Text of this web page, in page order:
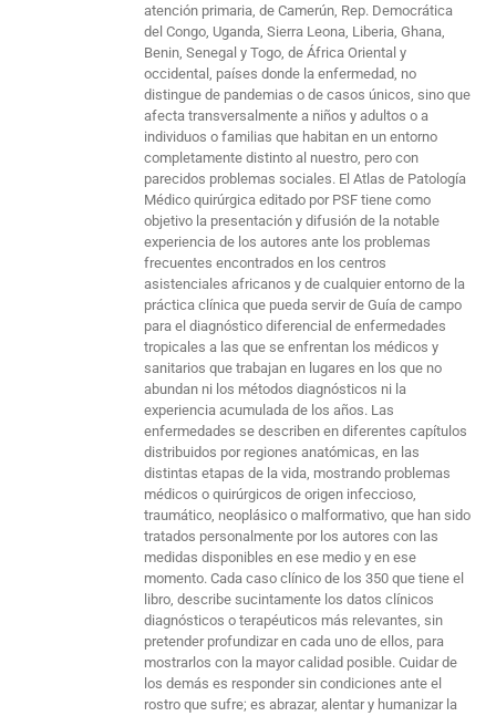
atención primaria, de Camerún, Rep. Democrática
del Congo, Uganda, Sierra Leona, Liberia, Ghana,
Benin, Senegal y Togo, de África Oriental y
occidental, países donde la enfermedad, no
distingue de pandemias o de casos únicos, sino que
afecta transversalmente a niños y adultos o a
individuos o familias que habitan en un entorno
completamente distinto al nuestro, pero con
parecidos problemas sociales. El Atlas de Patología
Médico quirúrgica editado por PSF tiene como
objetivo la presentación y difusión de la notable
experiencia de los autores ante los problemas
frecuentes encontrados en los centros
asistenciales africanos y de cualquier entorno de la
práctica clínica que pueda servir de Guía de campo
para el diagnóstico diferencial de enfermedades
tropicales a las que se enfrentan los médicos y
sanitarios que trabajan en lugares en los que no
abundan ni los métodos diagnósticos ni la
experiencia acumulada de los años. Las
enfermedades se describen en diferentes capítulos
distribuidos por regiones anatómicas, en las
distintas etapas de la vida, mostrando problemas
médicos o quirúrgicos de origen infeccioso,
traumático, neoplásico o malformativo, que han sido
tratados personalmente por los autores con las
medidas disponibles en ese medio y en ese
momento. Cada caso clínico de los 350 que tiene el
libro, describe sucintamente los datos clínicos
diagnósticos o terapéuticos más relevantes, sin
pretender profundizar en cada uno de ellos, para
mostrarlos con la mayor calidad posible. Cuidar de
los demás es responder sin condiciones ante el
rostro que sufre; es abrazar, alentar y humanizar la